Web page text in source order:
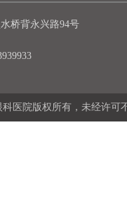
桥背永兴路94号
医院版权所有，未经许可